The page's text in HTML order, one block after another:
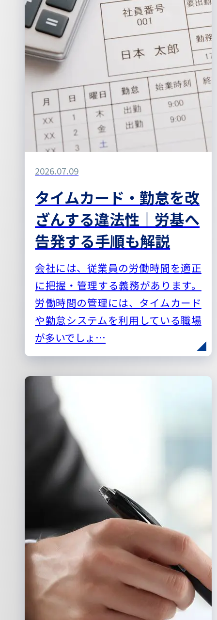
2026.07.09
タイムカード・勤怠を改
ざんする違法性｜労基へ
告発する手順も解説
会社には、従業員の労働時間を適正
に把握・管理する義務があります。
労働時間の管理には、タイムカード
や勤怠システムを利用している職場
が多いでしょ…